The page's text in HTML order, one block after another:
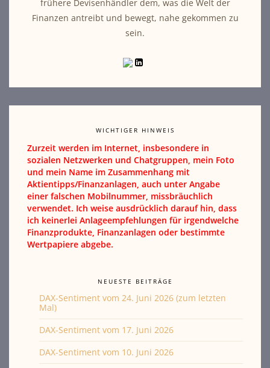
frühere Devisenhändler dem, was die Welt der
Finanzen antreibt und bewegt, nahe gekommen zu
sein.
WICHTIGER HINWEIS
Zurzeit werden im Internet, insbesondere in
sozialen Netzwerken und Chatgruppen, mein Foto
und mein Name im Zusammenhang mit
Aktientipps/Finanzanlagen, auch unter Angabe
einer falschen Mobilnummer, missbräuchlich
verwendet. Ich weise ausdrücklich darauf hin, dass
ich keinerlei Anlageempfehlungen für irgendwelche
Finanzprodukte, Finanzanlagen oder bestimmte
Wertpapiere abgebe.
NEUESTE BEITRÄGE
DAX-Sentiment vom 24. Juni 2026 (zum letzten
Mal)
DAX-Sentiment vom 17. Juni 2026
DAX-Sentiment vom 10. Juni 2026